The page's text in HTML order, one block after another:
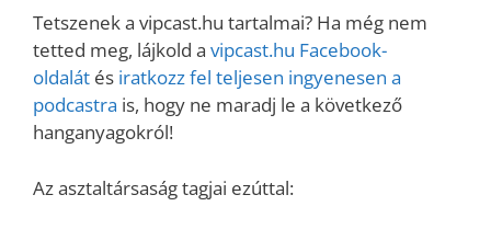
Tetszenek a vipcast.hu tartalmai? Ha még nem
tetted meg, lájkold a vipcast.hu Facebook-
oldalát és iratkozz fel teljesen ingyenesen a
podcastra is, hogy ne maradj le a következő
hanganyagokról!
Az asztaltársaság tagjai ezúttal: